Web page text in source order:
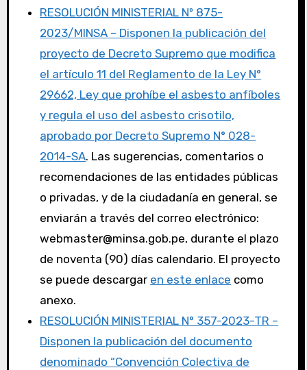
RESOLUCIÓN MINISTERIAL Nº 875-
2023/MINSA – Disponen la publicación del
proyecto de Decreto Supremo que modifica
el artículo 11 del Reglamento de la Ley N°
29662, Ley que prohíbe el asbesto anfíboles
y regula el uso del asbesto crisotilo,
aprobado por Decreto Supremo N° 028-
2014-SA. Las sugerencias, comentarios o
recomendaciones de las entidades públicas
o privadas, y de la ciudadanía en general, se
enviarán a través del correo electrónico:
webmaster@minsa.gob.pe, durante el plazo
de noventa (90) días calendario. El proyecto
se puede descargar en este enlace como
anexo.
RESOLUCIÓN MINISTERIAL N° 357-2023-TR –
Disponen la publicación del documento
denominado “Convención Colectiva de